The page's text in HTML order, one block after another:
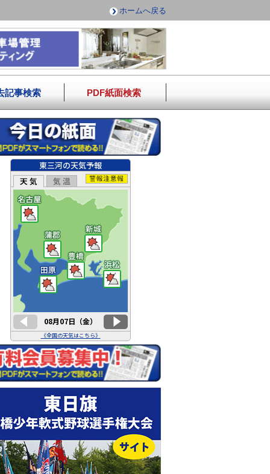
ホームへ戻る
記事検索 PDF紙面検索